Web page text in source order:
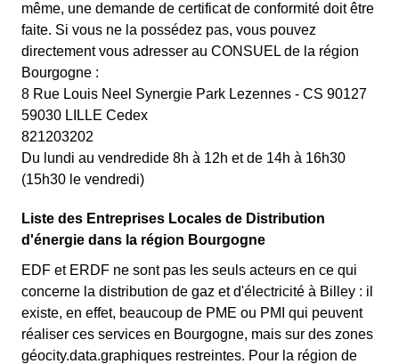
même, une demande de certificat de conformité doit être
faite. Si vous ne la possédez pas, vous pouvez
directement vous adresser au CONSUEL de la région
Bourgogne :
8 Rue Louis Neel Synergie Park Lezennes - CS 90127
59030 LILLE Cedex
821203202
Du lundi au vendredide 8h à 12h et de 14h à 16h30
(15h30 le vendredi)
Liste des Entreprises Locales de Distribution
d'énergie dans la région Bourgogne
EDF et ERDF ne sont pas les seuls acteurs en ce qui
concerne la distribution de gaz et d'électricité à Billey : il
existe, en effet, beaucoup de PME ou PMI qui peuvent
réaliser ces services en Bourgogne, mais sur des zones
géocity.data.graphiques restreintes. Pour la région de